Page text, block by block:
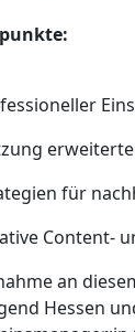
für
Content-
an
Hessen